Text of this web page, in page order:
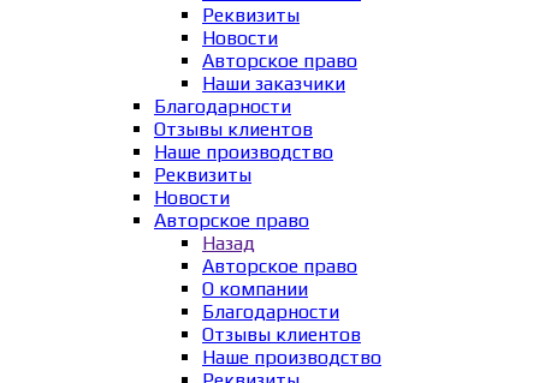
Реквизиты
Новости
Авторское право
Наши заказчики
Благодарности
Отзывы клиентов
Наше производство
Реквизиты
Новости
Авторское право
Назад
Авторское право
О компании
Благодарности
Отзывы клиентов
Наше производство